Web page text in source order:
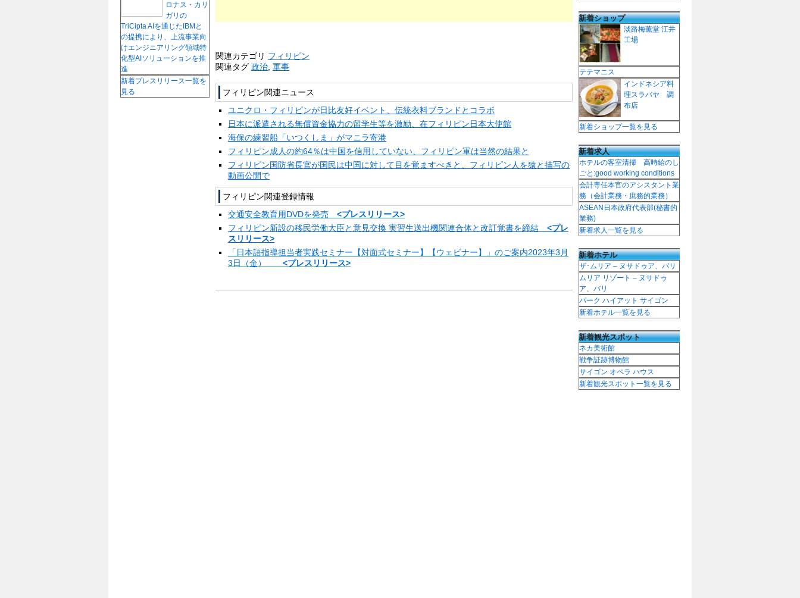
関連カテゴリ フィリピン
関連タグ 政治 軍事
フィリピン関連ニュース
ユニクロ・フィリピンが日比友好イベント、伝統衣料ブランドとコラボ
日本に派遣される無償資金協力の留学生等を激励、在フィリピン日本大使館
海保の練習船「いつくしま」がマニラ寄港
フィリピン成人の約64％は中国を信用していない、フィリピン軍は当然の結果と
フィリピン国防省長官が国民は中国に対して目を覚ますべきと、フィリピン人を猿と描写の
動画公開で
フィリピン関連登録情報
交通安全教育用DVDを発売 <プレスリリース>
フィリピン新設の移民労働大臣と意見交換 実習生送出機関連合体と改訂覚書を締結 <プレ
スリリース>
「日本語指導担当者実践セミナー【対面式セミナー】【ウェビナー】」のご案内2023年3月
3日（金） <プレスリリース>
ロナス・カリ
ガリの
TriCipta AIを通じたIBMと
の提携により、上流事業向
けエンジニアリング領域特
化型AIソリューションを推
進
新着プレスリリース一覧を
見る
新着ショップ
淡路梅薫堂 江井
工場
テテマニス
インドネシア料
理スラバヤ 調
布店
新着ショップ一覧を見る
新着求人
ホテルの客室清掃 高時給のし
ごと:good working conditions
会計専任本官のアシスタント業
務（会計業務・庶務的業務）
ASEAN日本政府代表部(秘書的
業務)
新着求人一覧を見る
新着ホテル
ザ･ムリア – ヌサドゥア、バリ
ムリア リゾート – ヌサドゥ
ア、バリ
パーク ハイアット サイゴン
新着ホテル一覧を見る
新着観光スポット
ネカ美術館
戦争証跡博物館
サイゴン オペラ ハウス
新着観光スポット一覧を見る